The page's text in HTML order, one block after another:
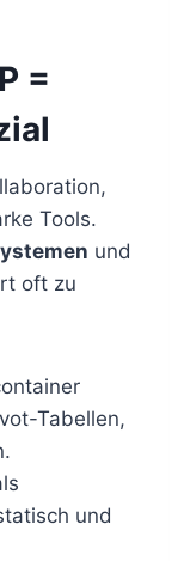
=
Tools.
und
oft zu
Tabellen,
und